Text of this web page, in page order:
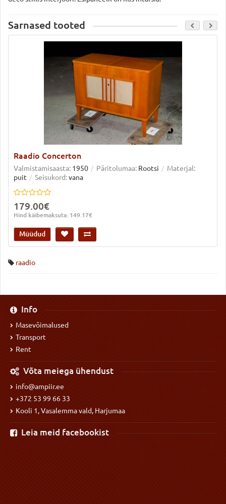
Sarnased tooted
Raadio Concerton
Valmistamisaasta: 1950 Päritolumaa: Rootsi
Materjal:
puit
Seisukord:vana
179.00€
Hind käibemaksuta: 149.17€
Müüdud
raadio
Info
Masevõimalused
Transport
Rent
Võta meiega ühendust
info@ampiir.ee
+372 53 99 66 33
Kooli 1, Vasalemma vald, Harjumaa
Leia meid facebookist